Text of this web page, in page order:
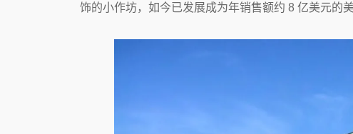
饰的小作坊，如今已发展成为年销售额约 8 亿美元的